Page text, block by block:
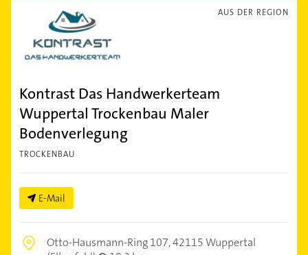
AUS DER REGION
Kontrast Das Handwerkerteam
Wuppertal Trockenbau Maler
Bodenverlegung
TROCKENBAU
E-Mail
Otto-Hausmann-Ring 107,42115 Wuppertal